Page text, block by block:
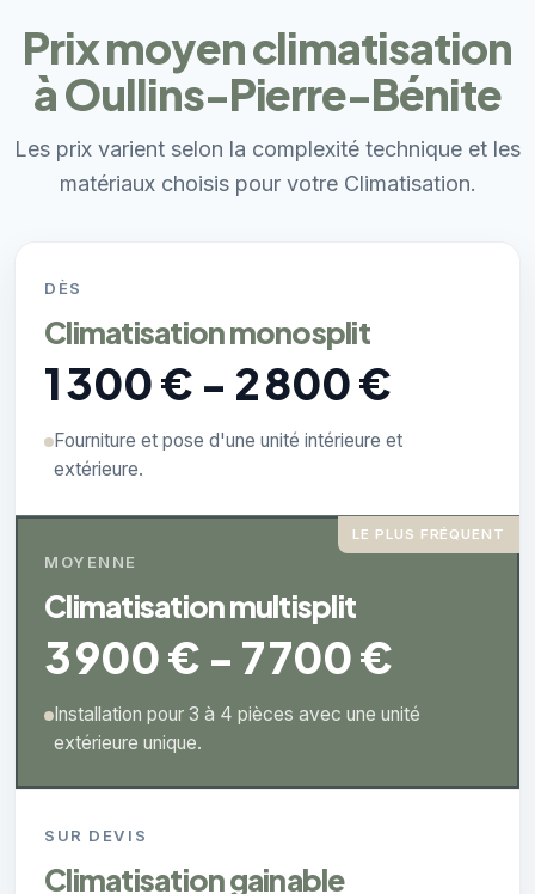
Prix moyen climatisation
à Oullins-Pierre-Bénite
Les prix varient selon la complexité technique et les
matériaux choisis pour votre Climatisation.
DÈS
Climatisation monosplit
1 300 € - 2 800 €
Fourniture et pose d'une unité intérieure et
extérieure.
LE PLUS FRÉQUENT
MOYENNE
Climatisation multisplit
3 900 € - 7 700 €
Installation pour 3 à 4 pièces avec une unité
extérieure unique.
SUR DEVIS
Climatisation gainable